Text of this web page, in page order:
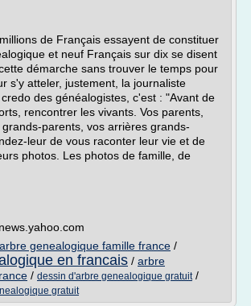
de Français essayent de constituer
et neuf Français sur dix se disent
démarche sans trouver le temps pour
s'y atteler, justement, la journaliste
des généalogistes, c'est : "Avant de
rencontrer les vivants. Vos parents,
parents, vos arrières grands-
leur de vous raconter leur vie et de
photos. Les photos de famille, de
arbre genealogique famille france /
en francais / arbre
/ dessin d'arbre genealogique gratuit/
gratuit